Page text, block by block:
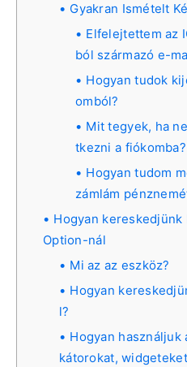
Gyakran Ismételt
Elfelejtettem az
ból származó e-
Hogyan tudok
omból?
Mit tegyek, ha
tkezni a fiókomba?
Hogyan tudom
zámlám
Hogyan
Option-nál
Mi az az eszköz?
Hogyan
l?
Hogyan
kátorokat,